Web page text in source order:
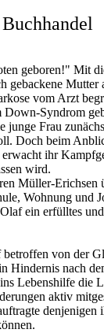
geboren!" Mit
gebackene Mutter
vom Arzt
Down-Syndrom
junge Frau
Doch beim
ihr
wird.
Müller-Erichsen
Wohnung und
ein erfülltes
von der
Hindernis nach
Lebenshilfe die
aktiv